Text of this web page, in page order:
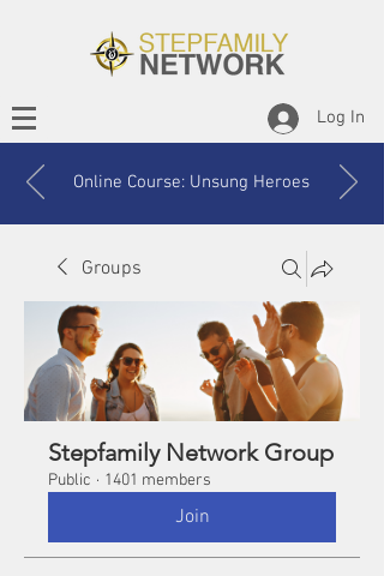
Log In
Online Course: Unsung Heroes
Groups
Stepfamily Network Group
Public · 1401 members
Join